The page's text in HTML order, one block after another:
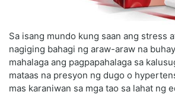
Sa isang mundo kung saan ang stress
nagiging bahagi ng araw-araw na
mahalaga ang pagpapahalaga sa
mataas na presyon ng dugo o
mas karaniwan sa mga tao sa lahat ng